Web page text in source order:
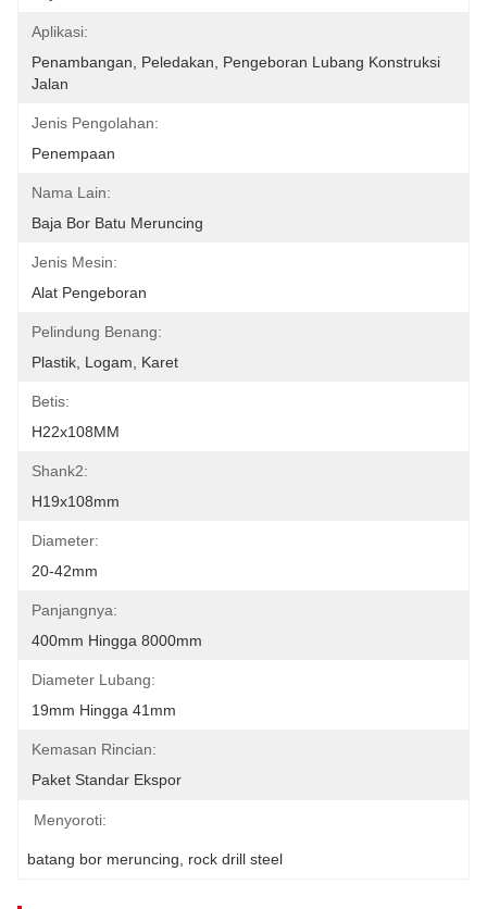
Aplikasi:
Penambangan, Peledakan, Pengeboran Lubang Konstruksi
Jalan
Jenis Pengolahan:
Penempaan
Nama Lain:
Baja Bor Batu Meruncing
Jenis Mesin:
Alat Pengeboran
Pelindung Benang:
Plastik, Logam, Karet
Betis:
H22x108MM
Shank2:
H19x108mm
Diameter:
20-42mm
Panjangnya:
400mm Hingga 8000mm
Diameter Lubang:
19mm Hingga 41mm
Kemasan Rincian:
Paket Standar Ekspor
Menyoroti:
batang bor meruncing rock drill steel